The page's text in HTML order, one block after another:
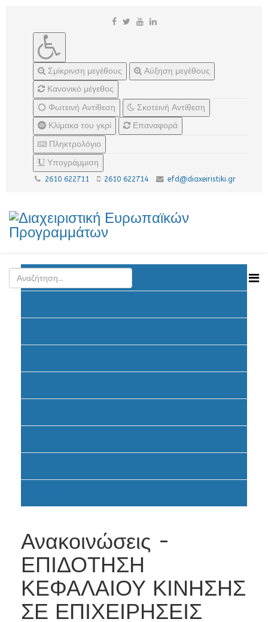
Σμίκρινση μεγέθους
Αύξηση μεγέθους
Κανονικό μέγεθος
Φωτεινή Αντίθεση
Σκοτεινή Αντίθεση
Κλίμακα του γκρί
Επαναφορά
Πληκτρολόγιο
Υπογράμμιση
2610 622711 2610 622714 efd@diaxeiristiki.gr
Ανακοινώσεις
Ανακοινώσεις -
ΕΠΙΔΟΤΗΣΗ
ΚΕΦΑΛΑΙΟΥ ΚΙΝΗΣΗΣ
ΣΕ ΕΠΙΧΕΙΡΗΣΕΙΣ